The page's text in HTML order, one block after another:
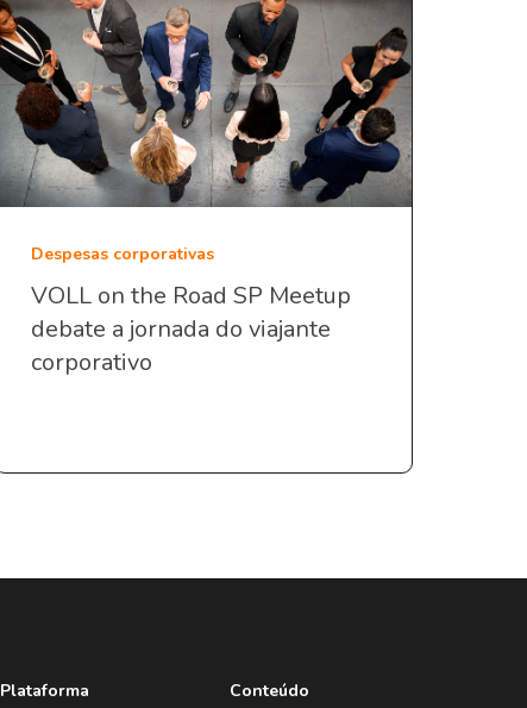
Despesas corporativas
VOLL on the Road SP Meetup
debate a jornada do viajante
corporativo
Plataforma Conteúdo